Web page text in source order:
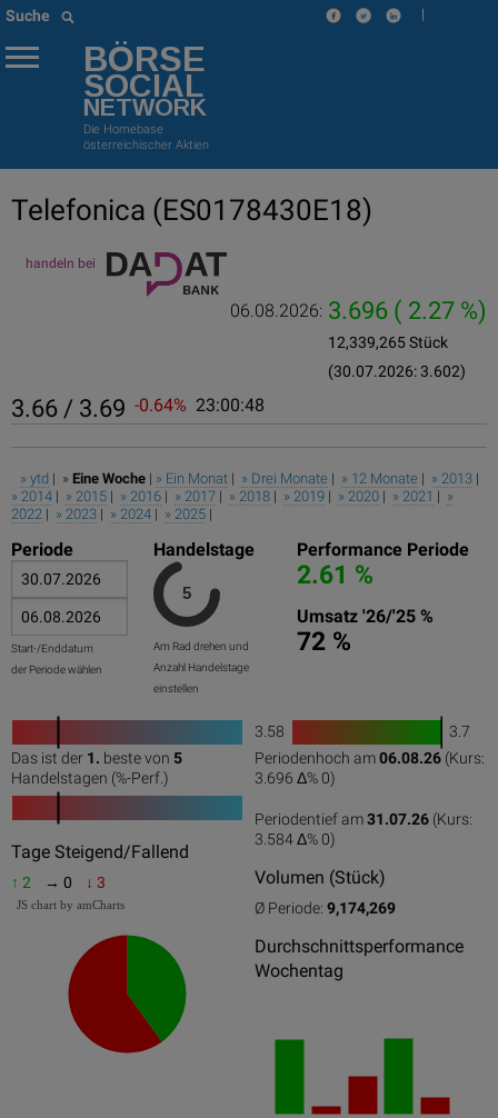
Suche |
BÖRSE
SOCIAL
NETWORK
Die Homebase
österreichischer Aktien
Telefonica (ES0178430E18)
handeln bei
06.08.2026: 3.696 ( 2.27 %)
12,339,265 Stück
(30.07.2026: 3.602)
3.66 / 3.69 -0.64% 23:00:48
» ytd | » Eine Woche | » Ein Monat | » Drei Monate | » 12 Monate | » 2013 |
» 2014 | » 2015 | » 2016 | » 2017 | » 2018 | » 2019 | » 2020 | » 2021 | »
2022 | » 2023 | » 2024 | » 2025 |
Periode
Start-/Enddatum
der Periode wählen
Handelstage
Am Rad drehen und
Anzahl Handelstage
einstellen
Performance Periode
2.61 %
Umsatz '26/'25 %
72 %
Das ist der 1. beste von 5
Handelstagen (%-Perf.)
0 50
Tage Steigend/Fallend
↑ 2 → 0 ↓ 3
JS chart by amCharts
3.58
1
100
3.7
Periodenhoch am06.08.26 (Kurs:
3.696 Δ% 0)
Periodentief am31.07.26 (Kurs:
3.584 Δ% 0)
Volumen (Stück)
Ø Periode: 9,174,269
Durchschnittsperformance
Wochentag